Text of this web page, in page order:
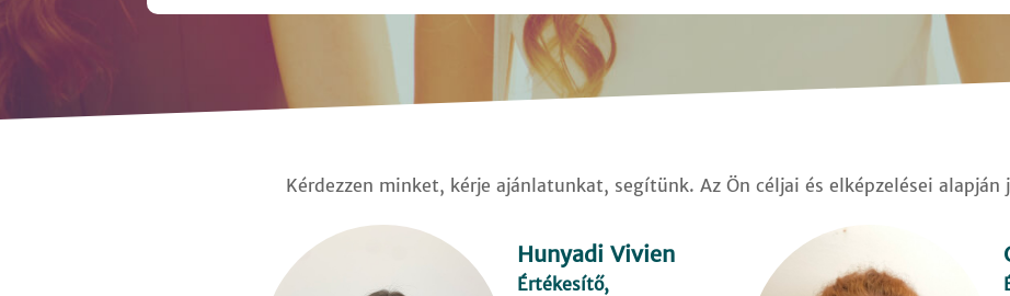
Kérdezzen minket, kérje ajánlatunkat, segítünk. Az Ön céljai és elképzelései alapján
Hunyadi Vivien
Értékesítő,